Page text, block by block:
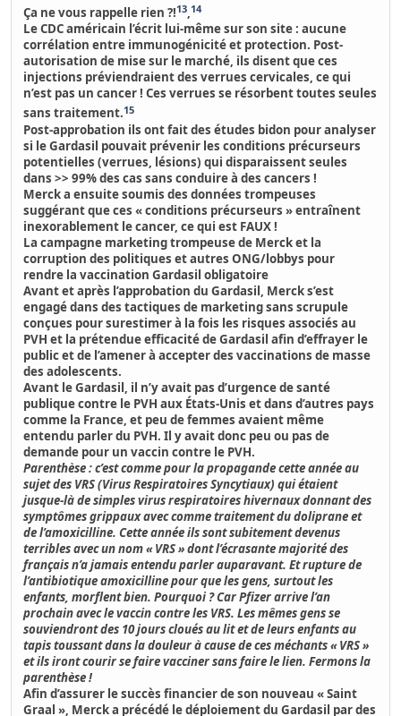
Ça ne vous rappelle rien ?!13,14
Le CDC américain l’écrit lui-même sur son site : aucune
corrélation entre immunogénicité et protection. Post-
autorisation de mise sur le marché, ils disent que ces
injections préviendraient des verrues cervicales, ce qui
n’est pas un cancer ! Ces verrues se résorbent toutes seules
sans traitement.15
Post-approbation ils ont fait des études bidon pour analyser
si le Gardasil pouvait prévenir les conditions précurseurs
potentielles (verrues, lésions) qui disparaissent seules
dans >> 99% des cas sans conduire à des cancers !
Merck a ensuite soumis des données trompeuses
suggérant que ces « conditions précurseurs » entraînent
inexorablement le cancer, ce qui est FAUX !
La campagne marketing trompeuse de Merck et la
corruption des politiques et autres ONG/lobbys pour
rendre la vaccination Gardasil obligatoire
Avant et après l’approbation du Gardasil, Merck s’est
engagé dans des tactiques de marketing sans scrupule
conçues poursurestimer à la fois les risques associés au
PVH et la prétendue efficacité de Gardasil afin d’effrayer le
public et de l’amener à accepter des vaccinations de masse
des adolescents.
Avant le Gardasil, il n’y avait pas d’urgence de santé
publique contre le PVH aux États-Unis et dans d’autres pays
comme la France, et peu de femmes avaient même
entendu parler du PVH. Il y avait donc peu ou pas de
demande pour un vaccin contre le PVH.
Parenthèse : c’est comme pour la propagande cette année au
sujet des VRS (Virus Respiratoires Syncytiaux) qui étaient
jusque-là de simples virus respiratoires hivernaux donnant des
symptômes grippaux avec comme traitement du doliprane et
de l’amoxicilline. Cette année ils sont subitement devenus
terribles avec un nom « VRS » dont l’écrasante majorité des
français n’a jamais entendu parler auparavant. Et rupture de
l’antibiotique amoxicilline pour que les gens, surtout les
enfants, morflent bien. Pourquoi ? Car Pfizer arrive l’an
prochain avec le vaccin contre les VRS. Les mêmes gens se
souviendront des 10 jours cloués au lit et de leurs enfants au
tapis toussant dans la douleur à cause de ces méchants « VRS »
et ils iront courir se faire vacciner sans faire le lien. Fermons la
parenthèse !
Afin d’assurer le succès financier de son nouveau « Saint
Graal », Merck a précédé le déploiement du Gardasil par des